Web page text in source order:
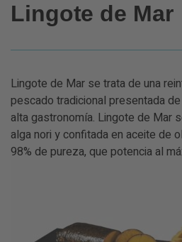
Lingote de Mar
Lingote de Mar se trata de una
pescado tradicional presentada
alta gastronomía. Lingote de Mar
alga nori y confitada en aceite de
98% de pureza, que potencia al